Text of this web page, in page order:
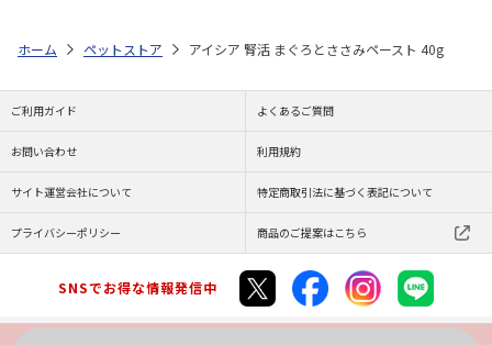
ホーム ペットストア アイシア 腎活 まぐろとささみペースト 40g
ご利用ガイド よくあるご質問
お問い合わせ 利用規約
サイト運営会社について 特定商取引法に基づく表記について
プライバシーポリシー 商品のご提案はこちら
SNSでお得な情報発信中